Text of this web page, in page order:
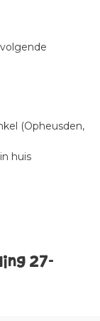
(Opheusden,
huis
27-